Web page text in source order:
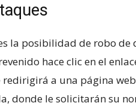
la ⁣posibilidad ⁢de robo de
hace clic en el
redirigirá a​ una ‌página
donde‍ le solicitarán su